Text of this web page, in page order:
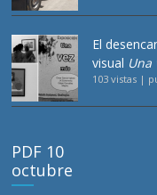
El
visual Una
103 vistas |
PDF 10
octubre